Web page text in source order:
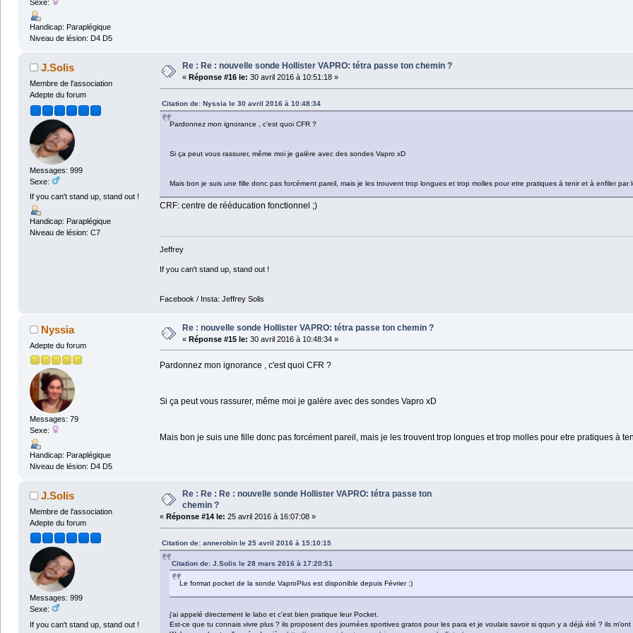
Sexe:
Handicap: Paraplégique
Niveau de lésion: D4 D5
J.Solis
Membre de l'association
Adepte du forum
Messages: 999
Sexe:
If you can't stand up, stand out !
Handicap: Paraplégique
Niveau de lésion: C7
Re : Re : nouvelle sonde Hollister VAPRO: tétra passe ton chemin ?
« Réponse #16 le: 30 avril 2016 à 10:51:18 »
Citation de: Nyssia le 30 avril 2016 à 10:48:34
Pardonnez mon ignorance , c'est quoi CFR ?
Si ça peut vous rassurer, même moi je galère avec des sondes Vapro xD
Mais bon je suis une fille donc pas forcément pareil, mais je les trouvent trop longues et trop molles pour etre pratiques à tenir et à enfiler par
CRF: centre de rééducation fonctionnel ;)
Jeffrey
If you can't stand up, stand out !
Facebook / Insta: Jeffrey Solis
Nyssia
Adepte du forum
Messages: 79
Sexe:
Handicap: Paraplégique
Niveau de lésion: D4 D5
Re : nouvelle sonde Hollister VAPRO: tétra passe ton chemin ?
« Réponse #15 le: 30 avril 2016 à 10:48:34 »
Pardonnez mon ignorance , c'est quoi CFR ?
Si ça peut vous rassurer, même moi je galère avec des sondes Vapro xD
Mais bon je suis une fille donc pas forcément pareil, mais je les trouvent trop longues et trop molles pour etre pratiques à
J.Solis
Membre de l'association
Adepte du forum
Messages: 999
Sexe:
If you can't stand up, stand out !
Re : Re : Re : nouvelle sonde Hollister VAPRO: tétra passe ton
chemin ?
« Réponse #14 le: 25 avril 2016 à 16:07:08 »
Citation de: annerobin le 25 avril 2016 à 15:10:15
Citation de: J.Solis le 28 mars 2016 à 17:20:51
Le format pocket de la sonde VaproPlus est disponible depuis Février :)
j'ai appelé directement le labo et c'est bien pratique leur Pocket.
Est-ce que tu connais vivre plus ? ils proposent des journées sportives gratos pour les para et je voulais savoir si qqun y a déjà été ? ils